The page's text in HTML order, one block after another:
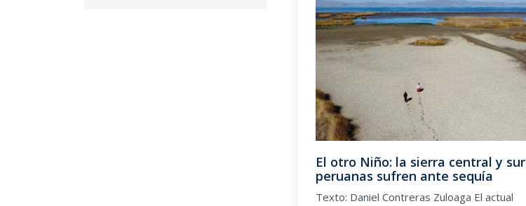
El otro Niño: la sierra central y sur
peruanas sufren ante sequía
Texto: Daniel Contreras Zuloaga El actual